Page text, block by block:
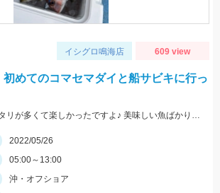
イシグロ鳴海店 609 view
めてのコマセマダイと船サビキに行っ
魚影がとても濃く、アタリが多くて楽しかったですよ♪ 美味しい魚ばかり釣れました♪
2022/05/26
05:00～13:00
沖・オフショア